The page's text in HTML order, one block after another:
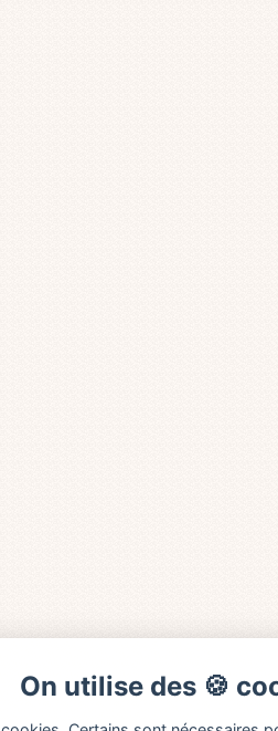
On utilise des 🍪